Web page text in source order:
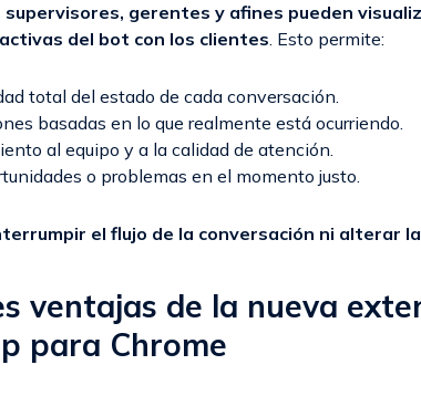
supervisores, gerentes y afines pueden
del bot con los clientes. Esto permite:
total del estado de cada conversación.
basadas en lo que realmente está ocurriendo.
al equipo y a la calidad de atención.
o problemas en el momento justo.
el flujo de la conversación ni alterar
ventajas de la nueva
para Chrome